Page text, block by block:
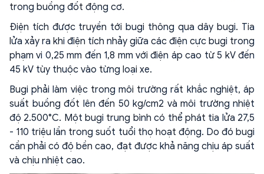
trong buồng đốt động cơ.
Điện tích được truyền tới bugi thông qua dây bugi. Tia
lửa xảy ra khi điện tích nhảy giữa các điện cực bugi trong
phạm vi 0,25 mm đến 1,8 mm với điện áp cao từ 5 kV đến
45 kV tùy thuộc vào từng loại xe.
Bugi phải làm việc trong môi trường rất khắc nghiệt, áp
suất buồng đốt lên đến 50 kg/cm2 và môi trường nhiệt
độ 2.500°C. Một bugi trung bình có thể phát tia lửa 27,5
- 110 triệu lần trong suốt tuổi thọ hoạt động. Do đó bugi
cần phải có độ bền cao, đạt được khả năng chịu áp suất
và chịu nhiệt cao.